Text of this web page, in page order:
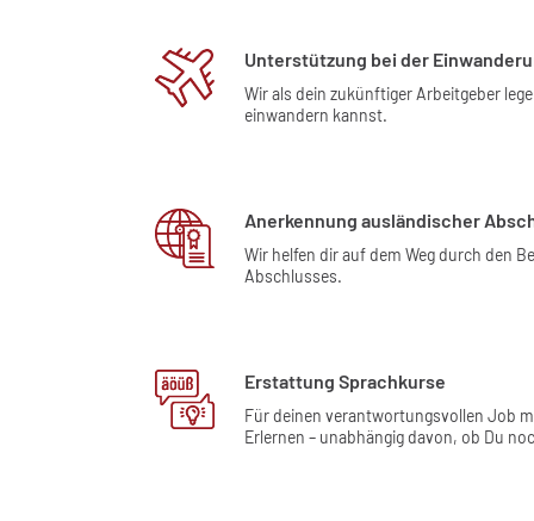
Unterstützung bei der
Wir als dein zukünftiger Arbeitgeber
einwandern kannst.
Anerkennung ausländischer
Wir helfen dir auf dem Weg durch den
Abschlusses.
Erstattung Sprachkurse
Für deinen verantwortungsvollen Job
Erlernen – unabhängig davon, ob Du